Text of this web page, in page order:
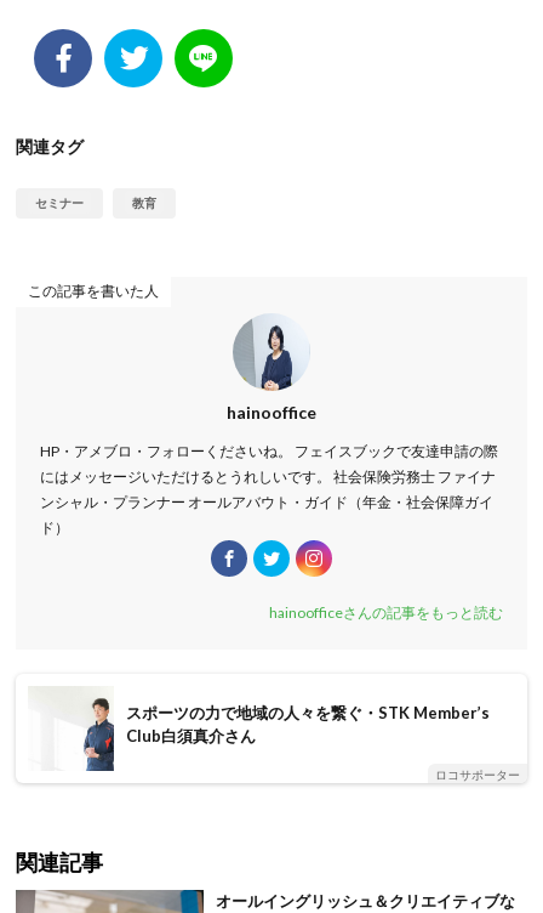
関連タグ
セミナー 教育
この記事を書いた人
hainooffice
HP・アメブロ・フォローくださいね。 フェイスブックで友達申請の際
にはメッセージいただけるとうれしいです。 社会保険労務士 ファイナ
ンシャル・プランナー オールアバウト・ガイド（年金・社会保障ガイ
ド）
hainoofficeさんの記事をもっと読む
スポーツの力で地域の人々を繋ぐ・STK Member’s
Club白須真介さん
ロコサポーター
関連記事
オールイングリッシュ＆クリエイティブな